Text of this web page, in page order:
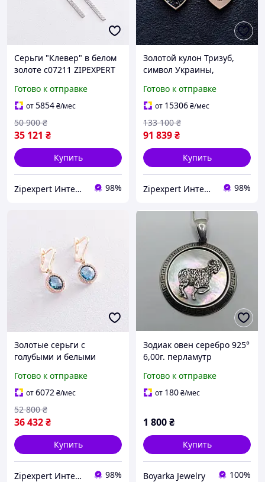
Серьги "Клевер" в белом
золоте с07211 ZIPEXPERT
Готово к отправке
от5854₴/мес
35 121 ₴
50 900 ₴
Купить
Zipexpert Интернет-магазин по продаже ювелирных украшений и всего еще 98%
Золотой кулон Тризуб,
символ Украины,
гравировкой
Готово к отправке
от 15306₴/мес
91 839₴
133 100 ₴
Купить
Zipexpert Интернет-магазин по продаже ювелирных украшений и всего еще 98%
Золотые серьги с
голубыми и белыми
ZIPEXPERT
Готово к отправке
от6072₴/мес
36 432₴
52 800 ₴
Купить
Zipexpert Интернет-магазин по продаже ювелирных украшений и всего еще 98%
Зодиак овен серебро 925°
6,00г. перламутр
Готово к отправке
от 180₴/мес
1 800₴
Купить
Boyarka Jewelry 100%